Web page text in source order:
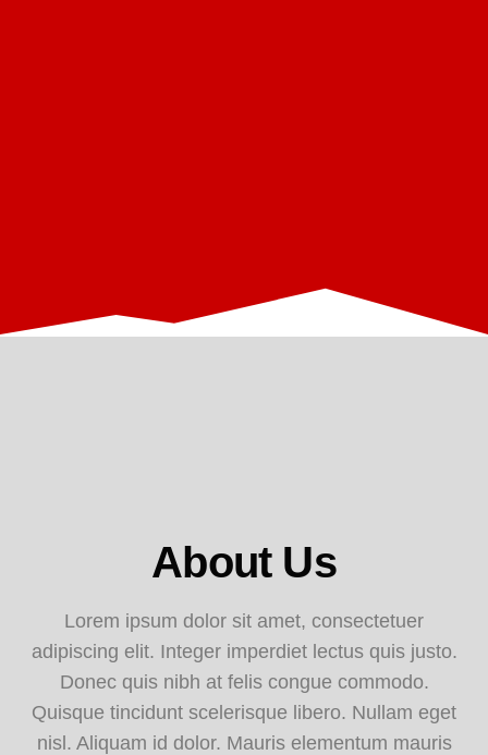
About Us
Lorem ipsum dolor sit amet, consectetuer
adipiscing elit. Integer imperdiet lectus quis justo.
Donec quis nibh at felis congue commodo.
Quisque tincidunt scelerisque libero. Nullam eget
nisl. Aliquam id dolor. Mauris elementum mauris